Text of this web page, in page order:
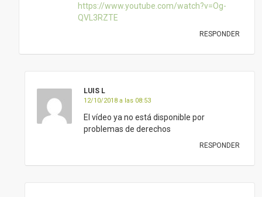
https://www.youtube.com/watch?v=Og-
QVL3RZTE
RESPONDER
LUIS L
12/10/2018 a las 08:53
El vídeo ya no está disponible por
problemas de derechos
RESPONDER